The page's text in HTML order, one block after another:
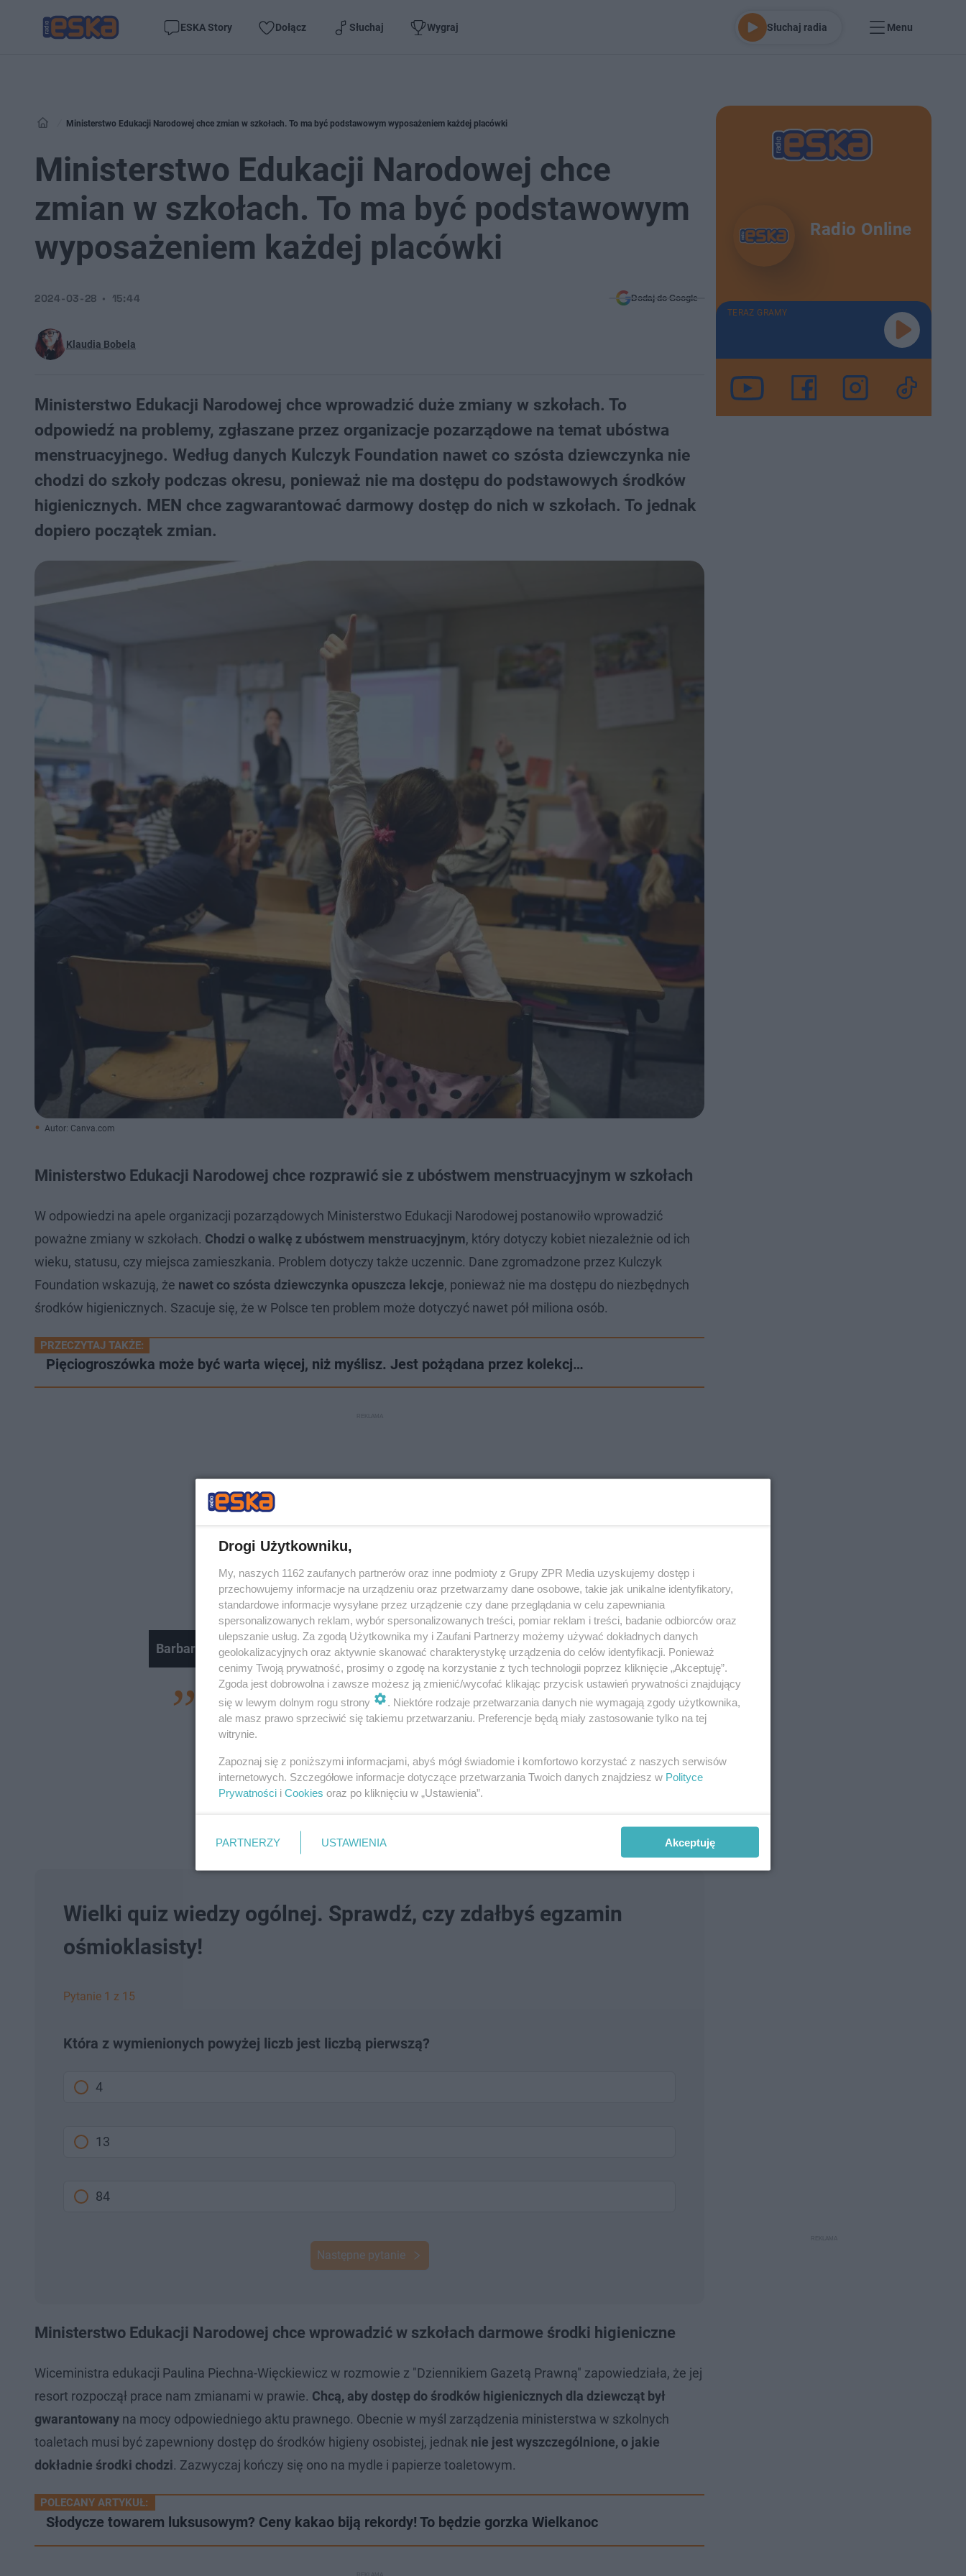
ESKA Story Dołącz Słuchaj Wygraj Słuchaj radia Menu
Ministerstwo Edukacji Narodowej chce zmian w szkołach. To ma być podstawowym wyposażeniem każdej placówki
Ministerstwo Edukacji Narodowej chce
zmian w szkołach. To ma być podstawowym
wyposażeniem każdej placówki
Klaudia Bobela
2024-03-28 15:44 Dodaj do Google
Ministerstwo Edukacji Narodowej chce wprowadzić duże zmiany w szkołach. To
odpowiedź na problemy, zgłaszane przez organizacje pozarządowe na temat ubóstwa
menstruacyjnego. Według danych Kulczyk Foundation nawet co szósta dziewczynka nie
chodzi do szkoły podczas okresu, ponieważ nie ma dostępu do podstawowych środków
higienicznych. MEN chce zagwarantować darmowy dostęp do nich w szkołach. To jednak
dopiero początek zmian.
Autor: Canva.com
Ministerstwo Edukacji Narodowej chce rozprawić sie z ubóstwem menstruacyjnym w szkołach
W odpowiedzi na apele organizacji pozarządowych Ministerstwo Edukacji Narodowej postanowiło wprowadzić
poważne zmiany w szkołach. Chodzi o walkę z ubóstwem menstruacyjnym, który dotyczy kobiet niezależnie od ich
wieku, statusu, czy miejsca zamieszkania. Problem dotyczy także uczennic. Dane zgromadzone przez Kulczyk
Foundation wskazują, że nawet co szósta dziewczynka opuszcza lekcje, ponieważ nie ma dostępu do niezbędnych
środków higienicznych. Szacuje się, że w Polsce ten problem może dotyczyć nawet pół miliona osób.
PRZECZYTAJ TAKŻE:
Pięciogroszówka może być warta więcej, niż myślisz. Jest pożądana przez kolekcj…
Barbara Nowacka poruszyła ważne tematy w Rzeszowie
– Dostęp do środków higieny menstruacyjnej
to podstawowe
prawo człowieka. Bez niego kobiety i dziewczynki nie mogą żyć
z godnością. To oburzające, że dziewczęta na całym świecie
mają szans na lepszą edukację, a kobiety na pójście do pracy,
bo są zbyt biedne, aby mieć okres. Zbyt długo zaniedbywano
Dominika Kulczyk, prezeska Kulczyk Foundation.
Wielki quiz wiedzy ogólnej. Sprawdź, czy zdałbyś egzamin
ośmioklasisty!
Pytanie 1 z 15
Która z wymienionych powyżej liczb jest liczbą pierwszą?
4
13
84
Następne pytanie
Ministerstwo Edukacji Narodowej chce wprowadzić w szkołach darmowe środki higieniczne
Wiceministra edukacji Paulina Piechna-Więckiewicz w rozmowie z "Dziennikiem Gazetą Prawną" zapowiedziała, że jej
resort rozpoczął prace nam zmianami w prawie. Chcą, aby dostęp do środków higienicznych dla dziewcząt był
gwarantowany na mocy odpowiedniego aktu prawnego. Obecnie w myśl zarządzenia ministerstwa w szkolnych
toaletach musi być zapewniony dostęp do środków higieny osobistej, jednak nie jest wyszczególnione, o jakie
dokładnie środki chodzi. Zazwyczaj kończy się ono na mydle i papierze toaletowym.
POLECANY ARTYKUŁ:
Słodycze towarem luksusowym? Ceny kakao biją rekordy! To będzie gorzka Wielkanoc
Radio Online
TERAZ GRAMY
Drogi Użytkowniku,
My, naszych 1162 zaufanych partnerów oraz inne podmioty z Grupy ZPR Media uzyskujemy dostęp i
przechowujemy informacje na urządzeniu oraz przetwarzamy dane osobowe, takie jak unikalne identyfikatory,
standardowe informacje wysyłane przez urządzenie czy dane przeglądania w celu zapewniania
spersonalizowanych reklam, wybór spersonalizowanych treści, pomiar reklam i treści, badanie odbiorców oraz
ulepszanie usług. Za zgodą Użytkownika my i Zaufani Partnerzy możemy używać dokładnych danych
geolokalizacyjnych oraz aktywnie skanować charakterystykę urządzenia do celów identyfikacji. Ponieważ
cenimy Twoją prywatność, prosimy o zgodę na korzystanie z tych technologii poprzez kliknięcie „Akceptuję”.
Zgoda jest dobrowolna i zawsze możesz ją zmienić/wycofać klikając przycisk ustawień prywatności znajdujący
się w lewym dolnym rogu strony
. Niektóre rodzaje przetwarzania danych nie wymagają zgody użytkownika,
ale masz prawo sprzeciwić się takiemu przetwarzaniu. Preferencje będą miały zastosowanie tylko na tej
witrynie.
Zapoznaj się z poniższymi informacjami, abyś mógł świadomie i komfortowo korzystać z naszych serwisów
internetowych. Szczegółowe informacje dotyczące przetwarzania Twoich danych znajdziesz w Polityce
Prywatności i Cookies oraz po kliknięciu w „Ustawienia”.
PARTNERZY USTAWIENIA Akceptuję